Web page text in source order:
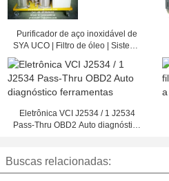
Purificador de aço inoxidável de
SYA UCO | Filtro de óleo | Sistema
Eletrônica VCI J2534 / 1 J2534
Pass-Thru OBD2 Auto diagnóstico
Buscas relacionadas: